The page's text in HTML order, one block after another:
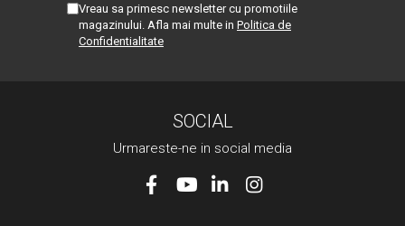
Vreau sa primesc newsletter cu promotiile
magazinului. Afla mai multe in Politica de
Confidentialitate
SOCIAL
Urmareste-ne in social media